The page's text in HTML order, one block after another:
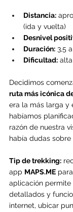
Distancia:
(ida y vuelta)
Desnivel
Duración: 3,5
Dificultad: alta
Decidimos
ruta más icónica
era la más larga y
habíamos
razón de nuestra
había dudas
Tip de trekking:
app MAPS.ME
aplicación permite
detallados y
internet, ubicar